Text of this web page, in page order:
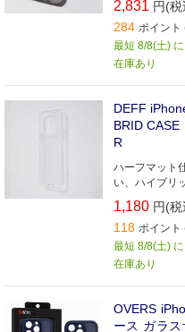
2,831 円(税
284 ポイント
最短 8/8(土)
在庫あり
DEFF
BRID
R
ハーフマット
い、ハイブリ
1,180 円(税
118 ポイント
最短 8/8(土)
在庫あり
OVERS
ース ガラ